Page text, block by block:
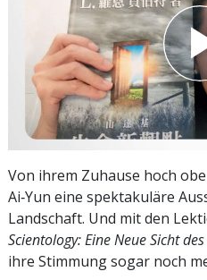
Von ihrem Zuhause hoch
Ai‑Yun eine spektakuläre
Landschaft. Und mit den
Scientology: Eine Neue Sicht
ihre Stimmung sogar noch